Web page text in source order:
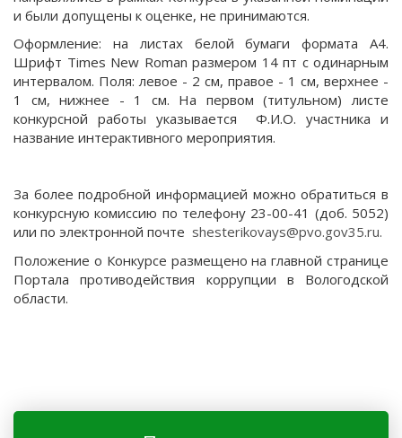
и были допущены к оценке, не принимаются.
Оформление: на листах белой бумаги формата A4.
Шрифт Times New Roman размером 14 пт с одинарным
интервалом. Поля: левое - 2 см, правое - 1 см, верхнее -
1 см, нижнее - 1 см. На первом (титульном) листе
конкурсной работы указывается Ф.И.О. участника и
название интерактивного мероприятия.
За более подробной информацией можно обратиться в
конкурсную комиссию по телефону 23-00-41 (доб. 5052)
или по электронной почте shesterikovays@pvo.gov35.ru.
Положение о Конкурсе размещено на главной странице
Портала противодействия коррупции в Вологодской
области.